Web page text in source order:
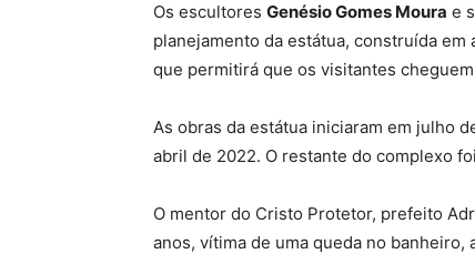
Os escultores Genésio Gomes Moura e
planejamento da estátua, construída
que permitirá que os visitantes
As obras da estátua iniciaram em julho
abril de 2022. O restante do complexo
O mentor do Cristo Protetor, prefeito
anos, vítima de uma queda no banheiro,